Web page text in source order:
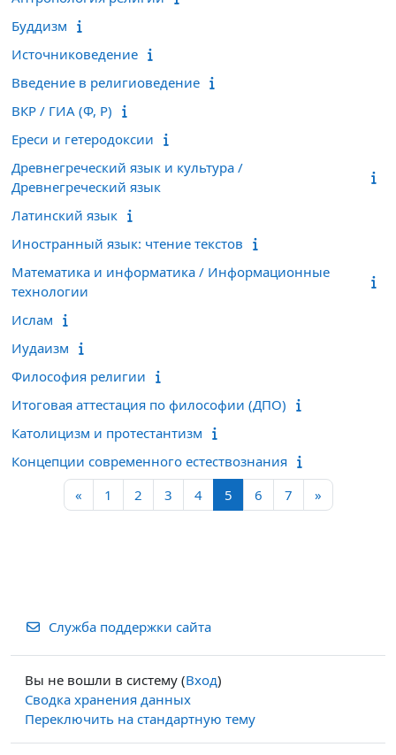
Буддизм
Источниковедение
Введение в религиоведение
ВКР / ГИА (Ф, Р)
Ереси и гетеродоксии
Древнегреческий язык и культура /
Древнегреческий язык
Латинский язык
Иностранный язык: чтение текстов
Математика и информатика / Информационные
технологии
Ислам
Иудаизм
Философия религии
Итоговая аттестация по философии (ДПО)
Католицизм и протестантизм
Концепции современного естествознания
«Предыдущая страница
1 Страница 1
2Страница 2
3Страница 3
4Страница 4
5Страница 5
6Страница 6
7Страница 7
»
Служба поддержки сайта
Вы не вошли в систему (Вход)
Сводка хранения данных
Переключить на стандартную тему